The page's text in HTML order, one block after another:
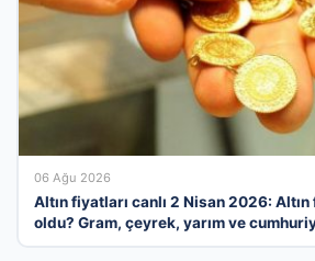
06 Ağu 2026
Altın fiyatları canlı 2 Nisan 2026:
oldu? Gram, çeyrek, yarım ve